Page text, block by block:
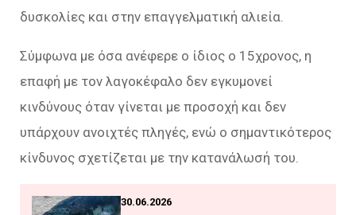
δυσκολίες και στην επαγγελματική αλιεία.
Σύμφωνα με όσα ανέφερε ο ίδιος ο 15χρονος, η
επαφή με τον λαγοκέφαλο δεν εγκυμονεί
κινδύνους όταν γίνεται με προσοχή και δεν
υπάρχουν ανοιχτές πληγές, ενώ ο σημαντικότερος
κίνδυνος σχετίζεται με την κατανάλωσή του.
30.06.2026